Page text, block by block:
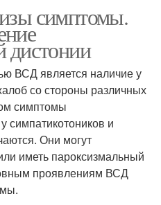
симптомы.
дистонии
ВСД является наличие у
со стороны различных
симптомы
симпатикотоников и
Они могут
иметь пароксизмальный
проявлениям ВСД